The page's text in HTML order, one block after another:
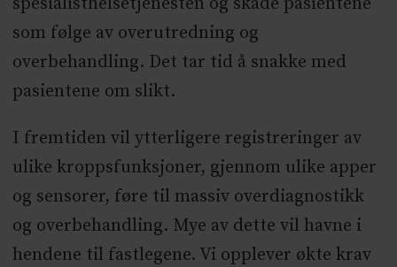
som følge av overutredning og
overbehandling. Det tar tid å snakke med
pasientene om slikt.
I fremtiden vil ytterligere registreringer av
ulike kroppsfunksjoner, gjennom ulike apper
og sensorer, føre til massiv overdiagnostikk
og overbehandling. Mye av dette vil havne i
hendene til fastlegene. Vi opplever økte krav